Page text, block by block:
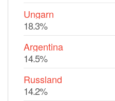
Ungarn
18.3%
Argentina
14.5%
Russland
14.2%